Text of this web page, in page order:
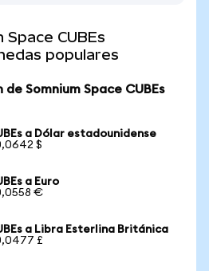
CUBEs
populares
Somnium Space CUBEs
a Dólar estadounidense
$
a Euro
€
a Libra Esterlina Británica
£